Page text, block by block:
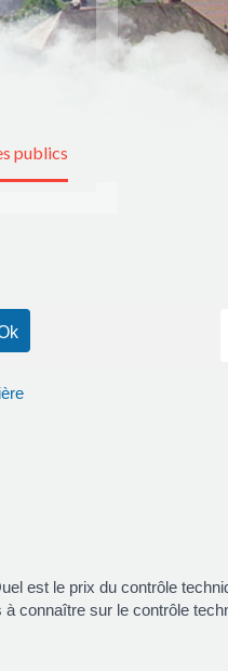
publics
est le prix du contrôle
connaître sur le contrôle